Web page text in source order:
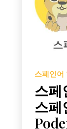
스페인어
스페
스페